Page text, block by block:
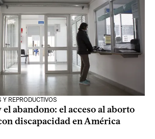
Y REPRODUCTIVOS
abandono: el acceso al aborto
discapacidad en América